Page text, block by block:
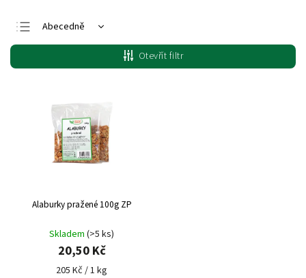
Abecedně
Nejlevnější
Nejdražší
Otevřít filtr
Alaburky pražené 100g ZP
Skladem (>5 ks)
20,50 Kč
205 Kč / 1 kg